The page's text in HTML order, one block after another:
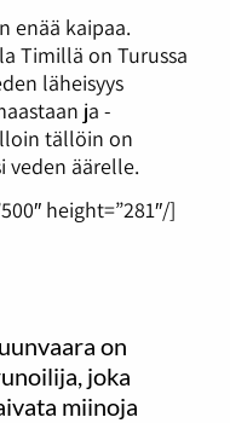
enää kaipaa.
Timillä on Turussa
läheisyys
ja -
tällöin on
veden äärelle.
height=”281″/]
on
joka
miinoja